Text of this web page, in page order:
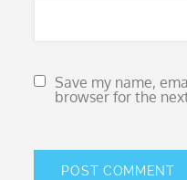
Save my name,
browser for the